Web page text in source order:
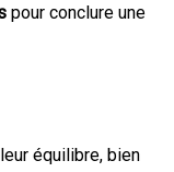
pour conclure une
équilibre, bien